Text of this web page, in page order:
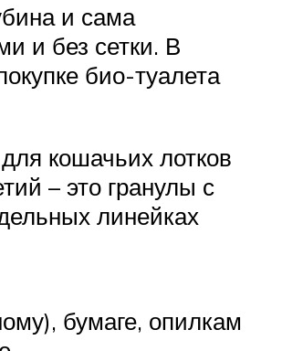
и сама
и без сетки. В
био-туалета
кошачьих лотков
– это гранулы с
линейках
бумаге, опилкам